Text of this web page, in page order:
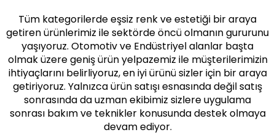
Tüm kategorilerde eşsiz renk ve estetiği bir araya
getiren ürünlerimiz ile sektörde öncü olmanın gururunu
yaşıyoruz. Otomotiv ve Endüstriyel alanlar başta
olmak üzere geniş ürün yelpazemiz ile müşterilerimizin
ihtiyaçlarını belirliyoruz, en iyi ürünü sizler için bir araya
getiriyoruz. Yalnızca ürün satışı esnasında değil satış
sonrasında da uzman ekibimiz sizlere uygulama
sonrası bakım ve teknikler konusunda destek olmaya
devam ediyor.